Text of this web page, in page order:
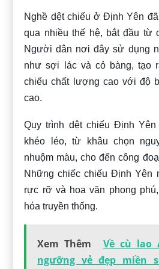
Nghề dệt chiếu ở Định Yên
qua nhiều thế hệ, bắt đầu từ
Người dân nơi đây sử dụng
như sợi lác và cỏ bàng, tạo
chiếu chất lượng cao với độ
cao.
Quy trình dệt chiếu Định
khéo léo, từ khâu chọn
nhuộm màu, cho đến công
Những chiếc chiếu Định Yên
rực rỡ và hoa văn phong
hóa truyền thống.
Xem Thêm
Về cù lao
ngưỡng vẻ đẹp miền